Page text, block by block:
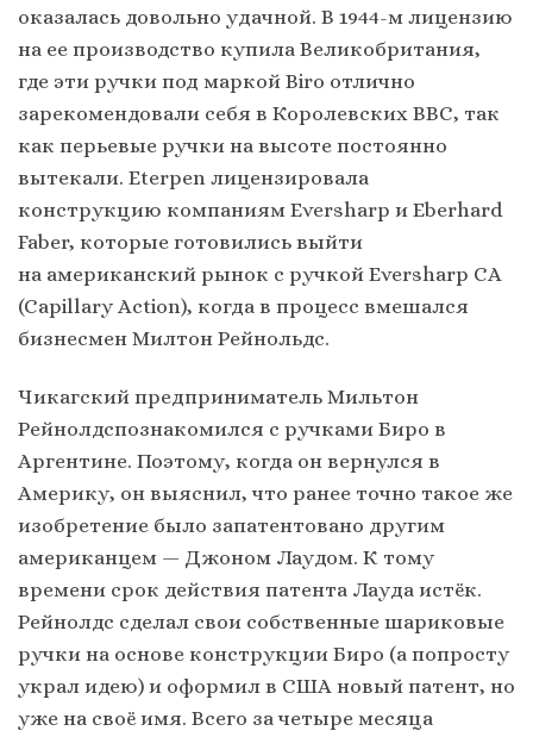
оказалась довольно удачной. В 1944-м лицензию
на ее производство купила Великобритания,
где эти ручки под маркой Biro отлично
зарекомендовали себя в Королевских ВВС, так
как перьевые ручки на высоте постоянно
вытекали. Eterpen лицензировала
конструкцию компаниям Eversharp и Eberhard
Faber, которые готовились выйти
на американский рынок с ручкой Eversharp CA
(Capillary Action), когда в процесс вмешался
бизнесмен Милтон Рейнольдс.
Чикагский предприниматель Мильтон
Рейнолдспознакомился с ручками Биро в
Аргентине. Поэтому, когда он вернулся в
Америку, он выяснил, что ранее точно такое же
изобретение было запатентовано другим
американцем — Джоном Лаудом. К тому
времени срок действия патента Лауда истёк.
Рейнолдс сделал свои собственные шариковые
ручки на основе конструкции Биро (а попросту
украл идею) и оформил в США новый патент, но
уже на своё имя. Всего за четыре месяца